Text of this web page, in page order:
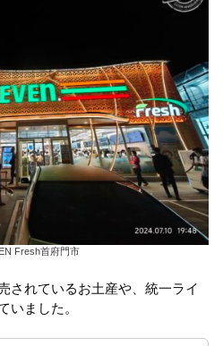
Fresh首府門市
されているお土産や、統一ライ
いました。